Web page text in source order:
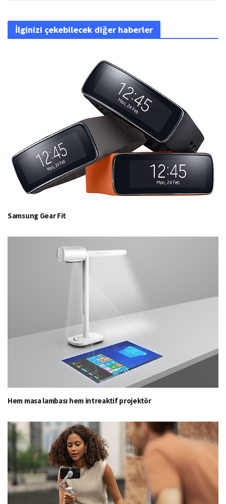
İlginizi çekebilecek diğer haberler
Samsung Gear Fit
Hem masa lambası hem intreaktif projektör